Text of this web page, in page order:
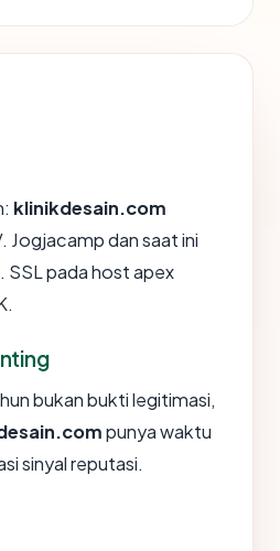
klinikdesain.com
Jogjacamp dan saat ini
SSL pada host apex
bukan bukti legitimasi,
punya waktu
sinyal reputasi.